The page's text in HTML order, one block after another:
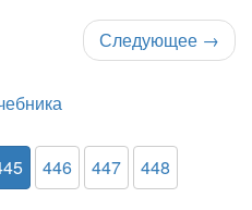
Следующее →
446 447 448